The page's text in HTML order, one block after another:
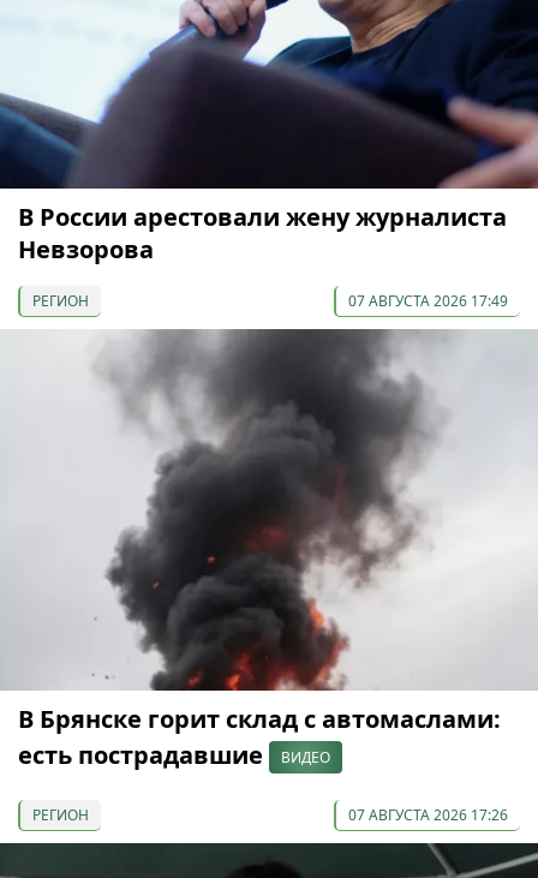
В России арестовали жену журналиста
Невзорова
РЕГИОН 07 АВГУСТА 2026 17:49
В Брянске горит склад с автомаслами:
есть пострадавшие
ВИДЕО
РЕГИОН 07 АВГУСТА 2026 17:26